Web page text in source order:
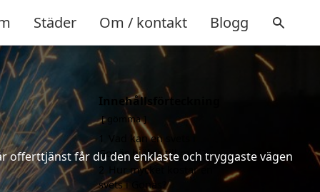
Städer Om / kontakt Blogg
offerttjänst får du den enklaste och tryggaste vägen
Innehållsförteckning
gömma
Vad kan en svets i
Gonäs hjälpa till med?
Hur mycket kostar en
svets i Gonäs?